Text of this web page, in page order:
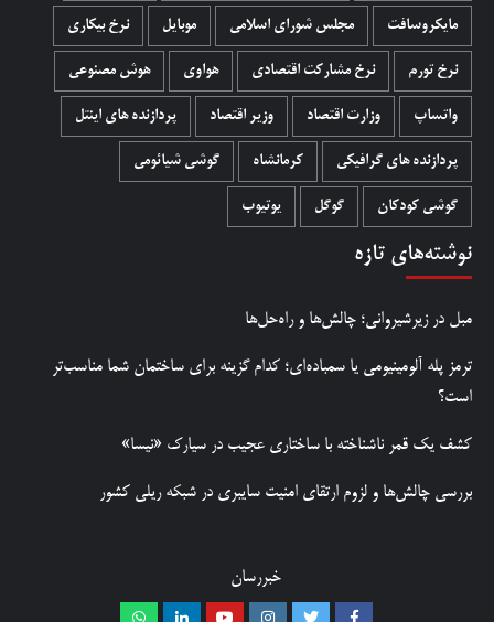
مایکروسافت مجلس شورای اسلامی موبایل نرخ بیکاری
نرخ تورم نرخ مشارکت اقتصادی هواوی هوش مصنوعی
واتساپ وزارت اقتصاد وزیر اقتصاد پردازنده های اینتل
پردازنده های گرافیکی کرمانشاه گوشی شیائومی
گوشی کودکان گوگل یوتیوب
نوشته‌های تازه
مبل در زیرشیروانی؛ چالش‌ها و راه‌حل‌ها
ترمز پله آلومینیومی یا سمباده‌ای؛ کدام گزینه برای ساختمان شما مناسب‌تر
است؟
کشف یک قمر ناشناخته با ساختاری عجیب در سیارک «نیسا»
بررسی چالش‌ها و لزوم ارتقای امنیت سایبری در شبکه ریلی کشور
خبررسان